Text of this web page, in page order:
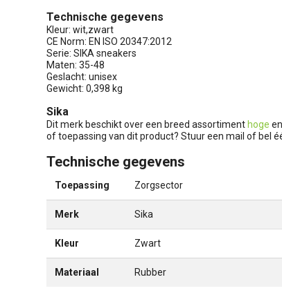
Technische gegevens
Kleur: wit,zwart
CE Norm: EN ISO 20347:2012
Serie: SIKA sneakers
Maten: 35-48
Geslacht: unisex
Gewicht: 0,398 kg
Sika
Dit merk beschikt over een breed assortiment hoge en
of toepassing van dit product? Stuur een mail
Technische gegevens
Toepassing Zorgsector
Merk Sika
Kleur Zwart
Materiaal Rubber